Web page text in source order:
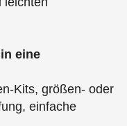
eine
Kits, größen- oder
einfache